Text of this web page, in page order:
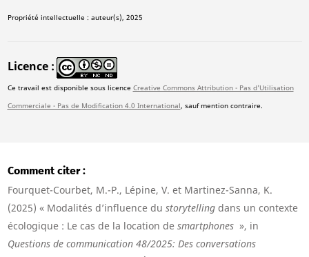
Propriété intellectuelle : auteur(s), 2025
Licence
Ce travail est disponible sous licence Creative Commons Attribution - Pas d'Utilisation
Commerciale - Pas de Modification 4.0 International, sauf mention contraire.
Comment citer
Fourquet-Courbet, M.-P., Lépine, V. et Martinez-Sanna, K.
(2025) « Modalités d’influence du storytellingdans un contexte
écologique : Le cas de la location de smartphones», in
Questions de communication 48/2025: Des conversations